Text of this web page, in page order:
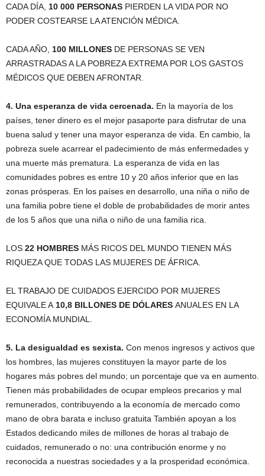
CADA DÍA, 10 000 PERSONAS PIERDEN LA VIDA POR NO
PODER COSTEARSE LA ATENCIÓN MÉDICA.
CADA AÑO, 100 MILLONES DE PERSONAS SE VEN
ARRASTRADAS A LA POBREZA EXTREMA POR LOS GASTOS
MÉDICOS QUE DEBEN AFRONTAR.
4. Una esperanza de vida cercenada. En la mayoría de los
países, tener dinero es el mejor pasaporte para disfrutar de una
buena salud y tener una mayor esperanza de vida. En cambio, la
pobreza suele acarrear el padecimiento de más enfermedades y
una muerte más prematura. La esperanza de vida en las
comunidades pobres es entre 10 y 20 años inferior que en las
zonas prósperas. En los países en desarrollo, una niña o niño de
una familia pobre tiene el doble de probabilidades de morir antes
de los 5 años que una niña o niño de una familia rica.
LOS 22 HOMBRES MÁS RICOS DEL MUNDO TIENEN MÁS
RIQUEZA QUE TODAS LAS MUJERES DE ÁFRICA.
EL TRABAJO DE CUIDADOS EJERCIDO POR MUJERES
EQUIVALE A 10,8 BILLONES DE DÓLARES ANUALES EN LA
ECONOMÍA MUNDIAL.
5. La desigualdad es sexista. Con menos ingresos y activos que
los hombres, las mujeres constituyen la mayor parte de los
hogares más pobres del mundo; un porcentaje que va en aumento.
Tienen más probabilidades de ocupar empleos precarios y mal
remunerados, contribuyendo a la economía de mercado como
mano de obra barata e incluso gratuita También apoyan a los
Estados dedicando miles de millones de horas al trabajo de
cuidados, remunerado o no: una contribución enorme y no
reconocida a nuestras sociedades y a la prosperidad económica.